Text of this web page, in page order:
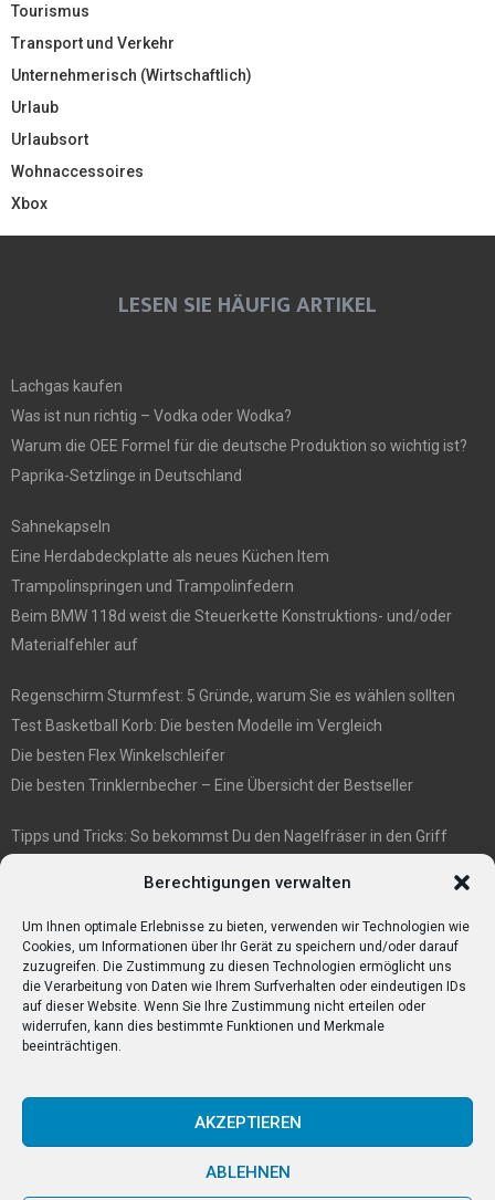
Berechtigungen verwalten
Um Ihnen optimale Erlebnisse zu bieten, verwenden wir Technologien wie
Cookies, um Informationen über Ihr Gerät zu speichern und/oder darauf
zuzugreifen. Die Zustimmung zu diesen Technologien ermöglicht uns
die Verarbeitung von Daten wie Ihrem Surfverhalten oder eindeutigen IDs
auf dieser Website. Wenn Sie Ihre Zustimmung nicht erteilen oder
widerrufen, kann dies bestimmte Funktionen und Merkmale
beeinträchtigen.
AKZEPTIEREN
ABLEHNEN
Tourismus
Transport und Verkehr
Unternehmerisch (Wirtschaftlich)
Urlaub
Urlaubsort
Wohnaccessoires
Xbox
LESEN SIE HÄUFIG ARTIKEL
Lachgas kaufen
Was ist nun richtig – Vodka oder Wodka?
Warum die OEE Formel für die deutsche Produktion so wichtig ist?
Paprika-Setzlinge in Deutschland
Sahnekapseln
Eine Herdabdeckplatte als neues Küchen Item
Trampolinspringen und Trampolinfedern
Beim BMW 118d weist die Steuerkette Konstruktions- und/oder
Materialfehler auf
Regenschirm Sturmfest: 5 Gründe, warum Sie es wählen sollten
Test Basketball Korb: Die besten Modelle im Vergleich
Die besten Flex Winkelschleifer
Die besten Trinklernbecher – Eine Übersicht der Bestseller
Tipps und Tricks: So bekommst Du den Nagelfräser in den Griff
Veganismus und Vegetarismus: Was ist der Unterschied?
Bumpkeys sind ein Phänomen, das viel Aufmerksamkeit erregt.